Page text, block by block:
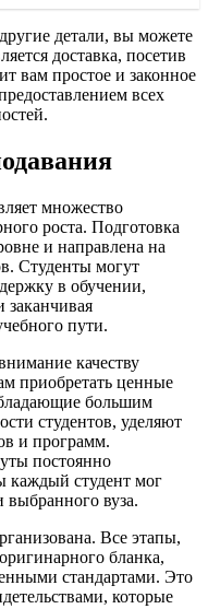
детали, вы можете
доставка, посетив
вам простое и законное
всех
множество
роста. Подготовка
и направлена на
Студенты могут
в обучении,
заканчивая
пути.
качеству
приобретать ценные
большим
студентов, уделяют
и программ.
постоянно
каждый студент мог
выбранного вуза.
Все этапы,
бланка,
стандартами. Это
которые